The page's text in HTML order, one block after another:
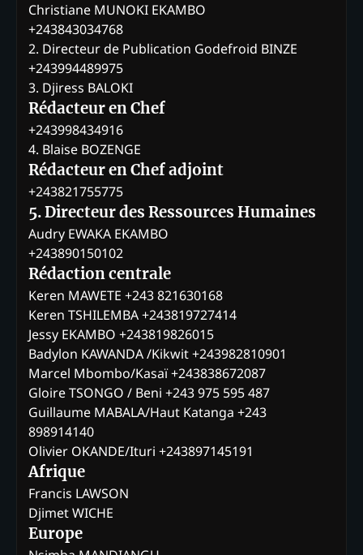
Christiane MUNOKI EKAMBO
+243843034768
2. Directeur de Publication Godefroid BINZE
+243994489975
3. Djiress BALOKI
Rédacteur en Chef
+243998434916
4. Blaise BOZENGE
Rédacteur en Chef adjoint
+243821755775
5. Directeur des Ressources Humaines
Audry EWAKA EKAMBO
+243890150102
Rédaction centrale
Keren MAWETE +243 821630168
Keren TSHILEMBA +243819727414
Jessy EKAMBO +243819826015
Badylon KAWANDA /Kikwit +243982810901
Marcel Mbombo/Kasaï +243838672087
Gloire TSONGO / Beni +243 975 595 487
Guillaume MABALA/Haut Katanga +243
898914140
Olivier OKANDE/Ituri +243897145191
Afrique
Francis LAWSON
Djimet WICHE
Europe